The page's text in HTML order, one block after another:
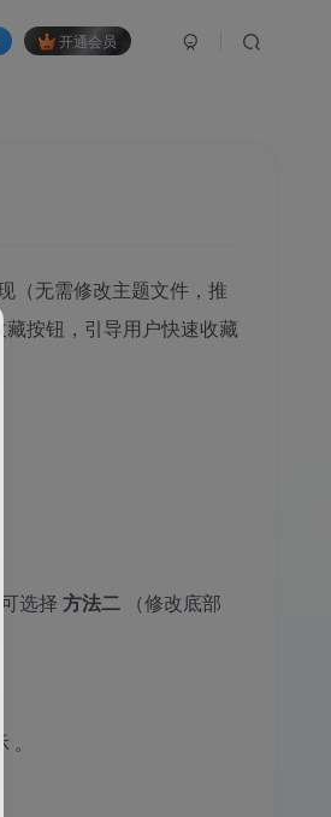
开通会员
（无需修改主题文件，推
藏按钮，引导用户快速收藏
选择 方法二
（修改底部
。